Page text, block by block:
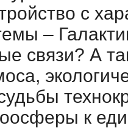
с
–
связи? А
к